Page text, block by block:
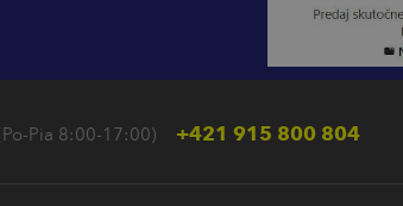
Pia 8:00-17:00) +421 915 800 804